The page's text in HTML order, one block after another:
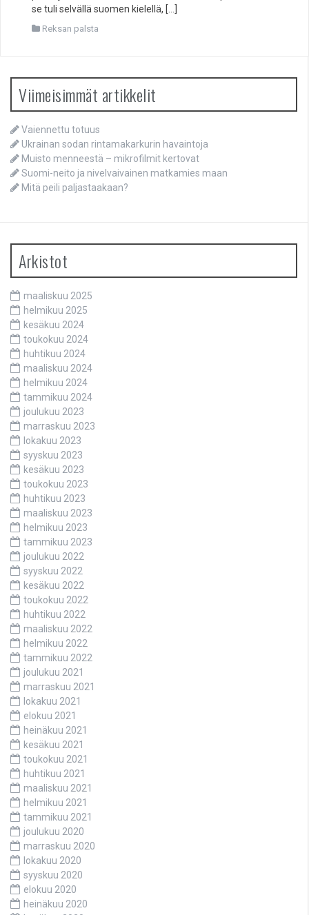
se tuli selvällä suomen kielellä, […]
Reksan palsta
Viimeisimmät artikkelit
Vaiennettu totuus
Ukrainan sodan rintamakarkurin havaintoja
Muisto menneestä – mikrofilmit kertovat
Suomi-neito ja nivelvaivainen matkamies maan
Mitä peili paljastaakaan?
Arkistot
maaliskuu 2025
helmikuu 2025
kesäkuu 2024
toukokuu 2024
huhtikuu 2024
maaliskuu 2024
helmikuu 2024
tammikuu 2024
joulukuu 2023
marraskuu 2023
lokakuu 2023
syyskuu 2023
kesäkuu 2023
toukokuu 2023
huhtikuu 2023
maaliskuu 2023
helmikuu 2023
tammikuu 2023
joulukuu 2022
syyskuu 2022
kesäkuu 2022
toukokuu 2022
huhtikuu 2022
maaliskuu 2022
helmikuu 2022
tammikuu 2022
joulukuu 2021
marraskuu 2021
lokakuu 2021
elokuu 2021
heinäkuu 2021
kesäkuu 2021
toukokuu 2021
huhtikuu 2021
maaliskuu 2021
helmikuu 2021
tammikuu 2021
joulukuu 2020
marraskuu 2020
lokakuu 2020
syyskuu 2020
elokuu 2020
heinäkuu 2020